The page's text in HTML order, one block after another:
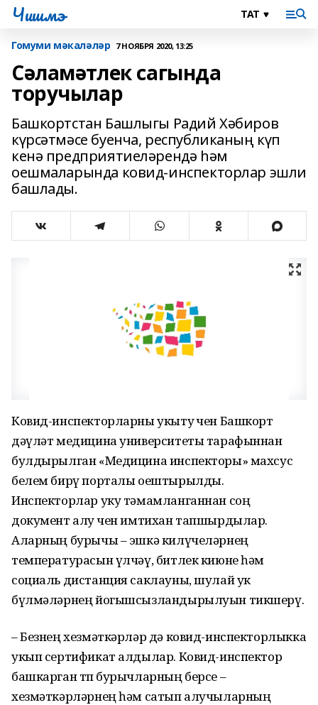
Чишмэ
Гомуми мәкаләләр 7 НОЯБРЯ 2020, 13:25
Сәламәтлек сагында
торучылар
Башкортстан Башлыгы Радий Хәбиров
күрсәтмәсе буенча, республиканың күп
кенә предприятиеләрендә һәм
оешмаларында ковид-инспекторлар эшли
башлады.
Ковид-инспекторларны укыту өчен Башкорт
дәүләт медицина университеты тарафыннан
булдырылган «Медицина инспекторы» махсус
белем бирү порталы оештырылды.
Инспекторлар уку тәмамланганнан соң
документ алу өчен имтихан тапшырдылар.
Аларның бурычы – эшкә килүчеләрнең
температурасын үлчәү, битлек киюне һәм
социаль дистанция саклауны, шулай ук
бүлмәләрнең йогышсызландырылуын тикшерү.
– Безнең хезмәткәрләр дә ковид-инспекторлыкка
укып сертификат алдылар. Ковид-инспектор
башкарган төп бурычларның берсе –
хезмәткәрләрнең һәм сатып алучыларның